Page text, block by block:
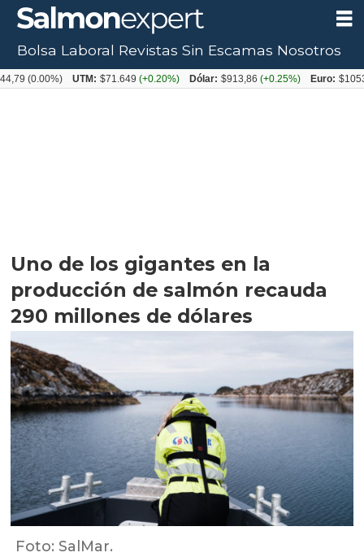
Uno de los gigantes en la
producción de salmón recauda
290 millones de dólares
Foto: SalMar.
Bolsa Laboral Revistas Sin Escamas Nosotros
UTM: $71.649(+0.20%) Dólar: $913,86(+0.25%) Euro: $1053,08(-